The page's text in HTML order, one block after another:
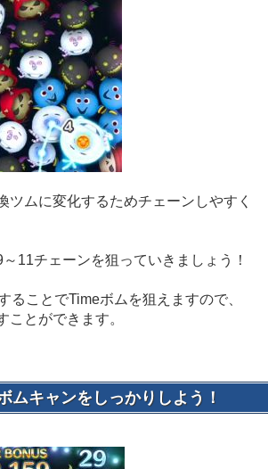
ツムに変化するためチェーンしやすく
11チェーンを狙っていきましょう！
ることでTimeボムを狙えますので、
ことができます。
ムキャンをしっかりしよう！